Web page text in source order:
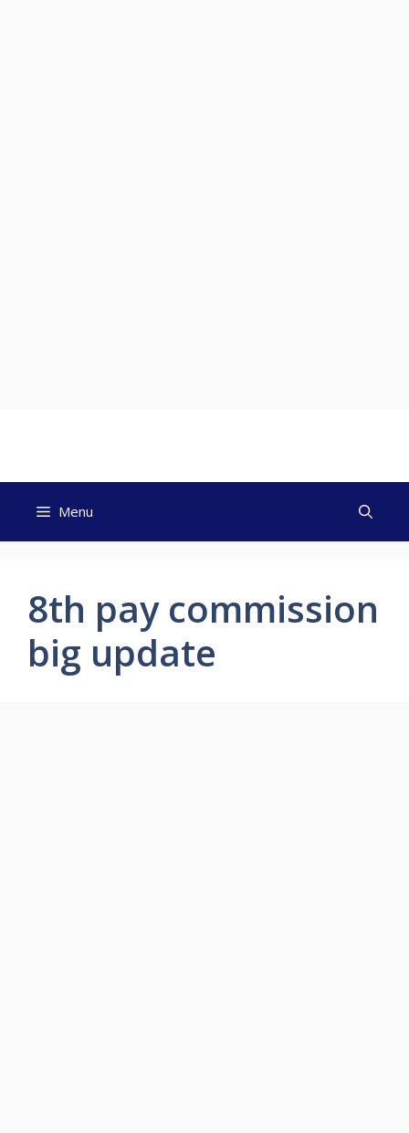
Menu
8th pay commission
big update